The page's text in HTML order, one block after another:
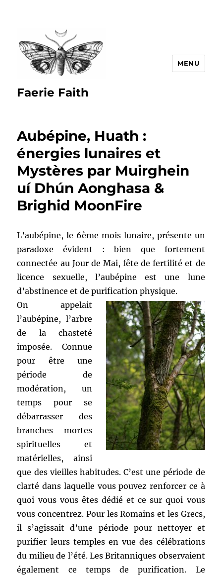
Faerie Faith
MENU
Aubépine, Huath :
énergies lunaires et
Mystères par Muirghein
uí Dhún Aonghasa &
Brighid MoonFire
L’aubépine, le 6ème mois lunaire, présente un
paradoxe évident : bien que fortement
connectée au Jour de Mai, fête de fertilité et de
licence sexuelle, l’aubépine est une lune
d’abstinence et de purification physique.
On appelait
l’aubépine, l’arbre
de la chasteté
imposée. Connue
pour être une
période de
modération, un
temps pour se
débarrasser des
branches mortes
spirituelles et
matérielles, ainsi
que des vieilles habitudes. C’est une période de
clarté dans laquelle vous pouvez renforcer ce à
quoi vous vous êtes dédié et ce sur quoi vous
vous concentrez. Pour les Romains et les Grecs,
il s’agissait d’une période pour nettoyer et
purifier leurs temples en vue des célébrations
du milieu de l’été. Les Britanniques observaient
également ce temps de purification. Le